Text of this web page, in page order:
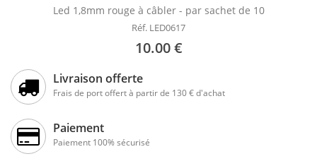
Led 1,8mm rouge à câbler - par sachet de 10
Réf. LED0617
10.00 €
Livraison offerte
Frais de port offert à partir de 130 € d'achat
Paiement
Paiement 100% sécurisé